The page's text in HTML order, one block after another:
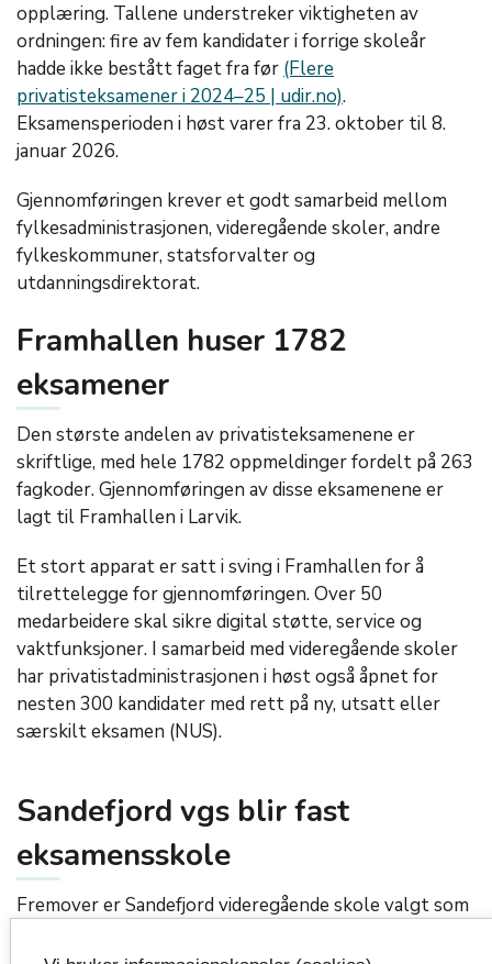
opplæring. Tallene understreker viktigheten av
ordningen: fire av fem kandidater i forrige skoleår
hadde ikke bestått faget fra før (Flere
privatisteksamener i 2024–25 | udir.no).
Eksamensperioden i høst varer fra 23. oktober til 8.
januar 2026.
Gjennomføringen krever et godt samarbeid mellom
fylkesadministrasjonen, videregående skoler, andre
fylkeskommuner, statsforvalter og
utdanningsdirektorat.
Framhallen huser 1782
eksamener
Den største andelen av privatisteksamenene er
skriftlige, med hele 1782 oppmeldinger fordelt på 263
fagkoder. Gjennomføringen av disse eksamenene er
lagt til Framhallen i Larvik.
Et stort apparat er satt i sving i Framhallen for å
tilrettelegge for gjennomføringen. Over 50
medarbeidere skal sikre digital støtte, service og
vaktfunksjoner. I samarbeid med videregående skoler
har privatistadministrasjonen i høst også åpnet for
nesten 300 kandidater med rett på ny, utsatt eller
særskilt eksamen (NUS).
Sandefjord vgs blir fast
eksamensskole
Fremover er Sandefjord videregående skole valgt som